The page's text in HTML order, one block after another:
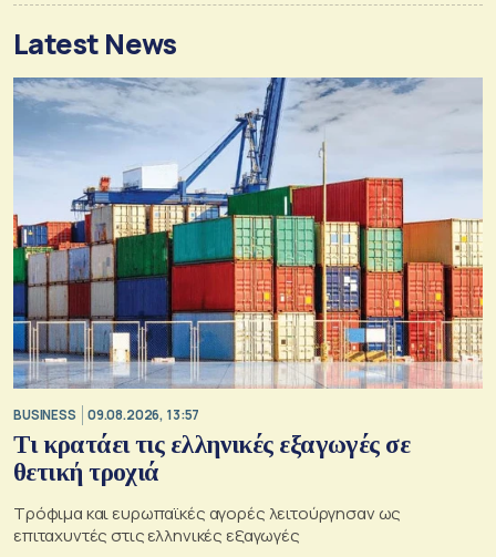
Latest News
BUSINESS 09.08.2026, 13:57
Τι κρατάει τις ελληνικές εξαγωγές σε
θετική τροχιά
Τρόφιμα και ευρωπαϊκές αγορές λειτούργησαν ως
επιταχυντές στις ελληνικές εξαγωγές